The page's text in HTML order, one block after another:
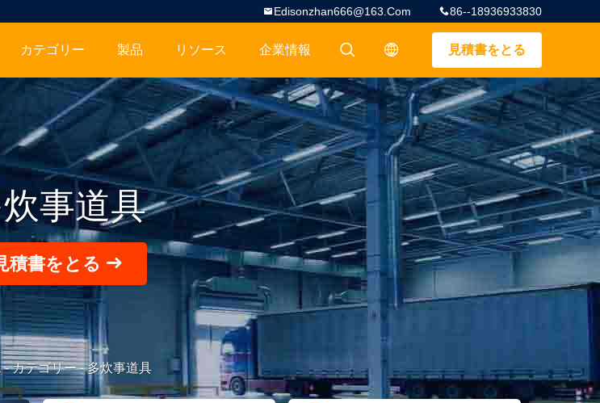
86--18936933830
Edisonzhan666@163.com
見積書をとる
描述
描述
カテゴリー 製品 リソース 企業情報
事道具
積書をとる
-カテゴリー-多炊事道具